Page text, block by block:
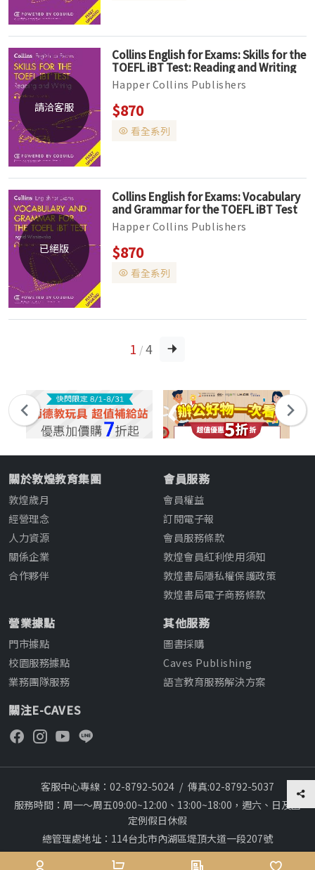
請洽客服
Collins English for Exams: Skills for the
TOEFL iBT Test: Reading and Writing
2nd Edition (Audio available online)
(絕版售完為止)
Happer Collins Publishers
Intermediate to Upper-intermediate
大專院校、社會人士 ‧Collins Skills for
the TOFE...
$870
看全系列
已絕版
Collins English for Exams: Vocabulary
and Grammar for the TOEFL iBT Test
2nd Edition (Audio available online)
(絕版售完為止)
Happer Collins Publishers
Intermediate to Upper-intermediate
大專院校、社會人士 ‧Collins Skills for
the TOFE...
$870
看全系列
1 / 4
關於敦煌教育集團
敦煌歲月
經營理念
人力資源
關係企業
合作夥伴
會員服務
會員權益
訂閱電子報
會員服務條款
敦煌會員紅利使用須知
敦煌書局隱私權保護政策
敦煌書局電子商務條款
營業據點
門市據點
校園服務據點
業務團隊服務
其他服務
圖書採購
Caves Publishing
語言教育服務解決方案
關注E-CAVES
客服中心專線：02-8792-5024 / 傳真:02-8792-5037
服務時間：周一～周五09:00~12:00、13:00~18:00，週六、日及國
定例假日休假
總管理處地址：114台北市內湖區堤頂大道一段207號
本網站建議採用chrome瀏覽器,瀏覽更順暢